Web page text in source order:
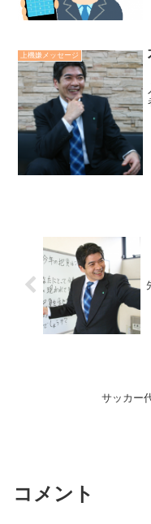
上機嫌メッセージ
サッカー
コメント